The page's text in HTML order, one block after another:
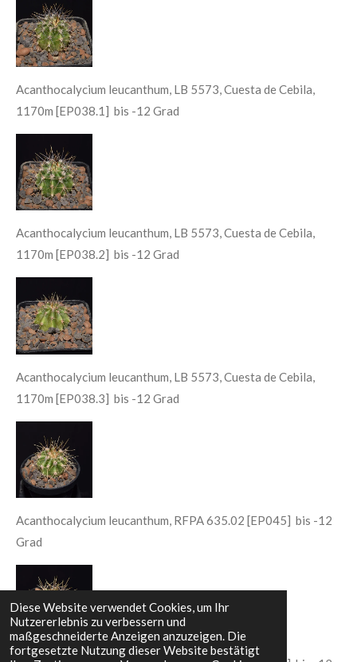
Diese Website verwendet Cookies, um Ihr
Nutzererlebnis zu verbessern und
maßgeschneiderte Anzeigen anzuzeigen. Die
fortgesetzte Nutzung dieser Website bestätigt
Acanthocalycium leucanthum, LB 5573, Cuesta de Cebila,
1170m [EP038.1] bis -12 Grad
Acanthocalycium leucanthum, LB 5573, Cuesta de Cebila,
1170m [EP038.2] bis -12 Grad
Acanthocalycium leucanthum, LB 5573, Cuesta de Cebila,
1170m [EP038.3] bis -12 Grad
Acanthocalycium leucanthum, RFPA 635.02 [EP045] bis -12
Grad